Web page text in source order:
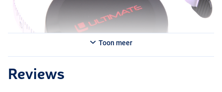
Toon meer
Reviews